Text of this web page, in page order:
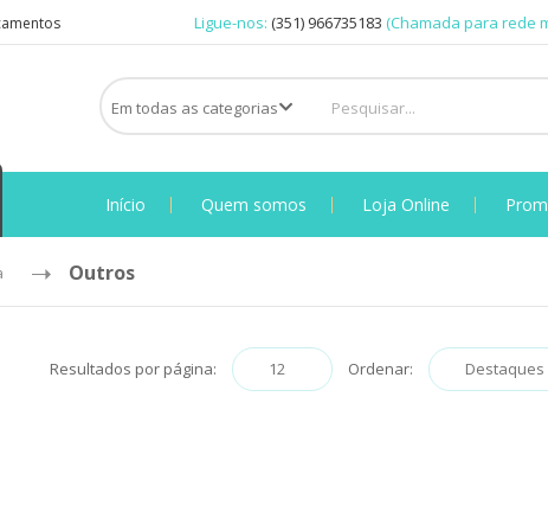
Ligue-nos: (351) 966735183 (Chamada para rede
Início Quem somos Loja Online
Outros
Resultados por página: Ordenar: